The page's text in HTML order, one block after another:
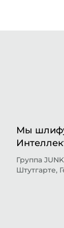
Мы
Группа
Штутгарте,